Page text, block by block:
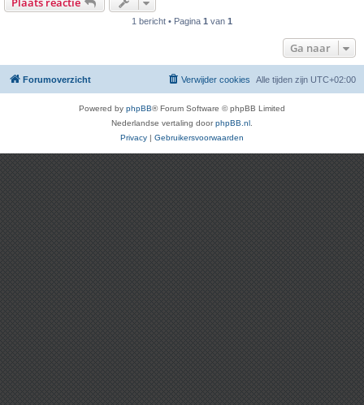
1 bericht • Pagina 1 van 1
Ga naar
Forumoverzicht Alle tijden zijn UTC+02:00
Verwijder cookies
Powered by phpBB® Forum Software © phpBB Limited
Nederlandse vertaling doorphpBB.nl
Privacy | Gebruikersvoorwaarden